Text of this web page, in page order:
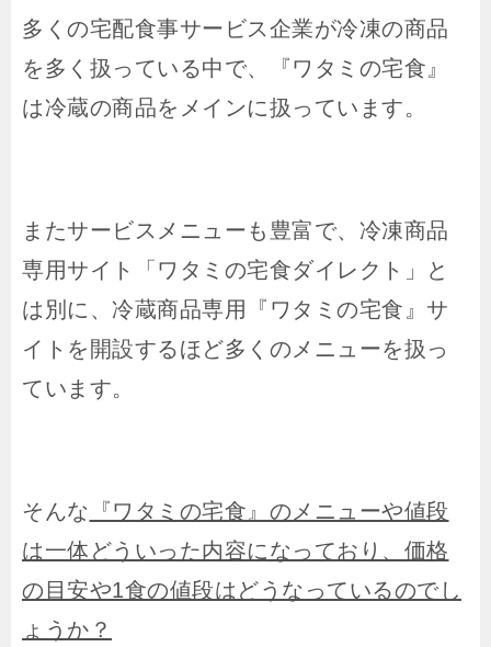
多くの宅配食事サービス企業が冷凍の商品
を多く扱っている中で、『ワタミの宅食』
は冷蔵の商品をメインに扱っています。
またサービスメニューも豊富で、冷凍商品
専用サイト「ワタミの宅食ダイレクト」と
は別に、冷蔵商品専用『ワタミの宅食』サ
イトを開設するほど多くのメニューを扱っ
ています。
そんな
『ワタミの宅食』のメニューや値段
は一体どういった内容になっており、価格
の目安や1食の値段はどうなっているのでし
ょうか？